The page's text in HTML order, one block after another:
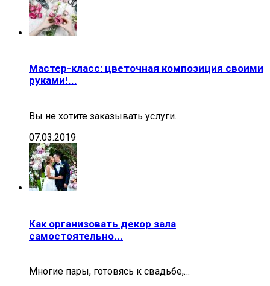
Мастер-класс: цветочная композиция своими
руками!...
Вы не хотите заказывать услуги…
07.03.2019
Как организовать декор зала
самостоятельно...
Многие пары, готовясь к свадьбе,…